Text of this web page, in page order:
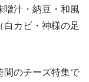
噌汁・納豆・和風
白カビ・神様の足
間のチーズ特集で